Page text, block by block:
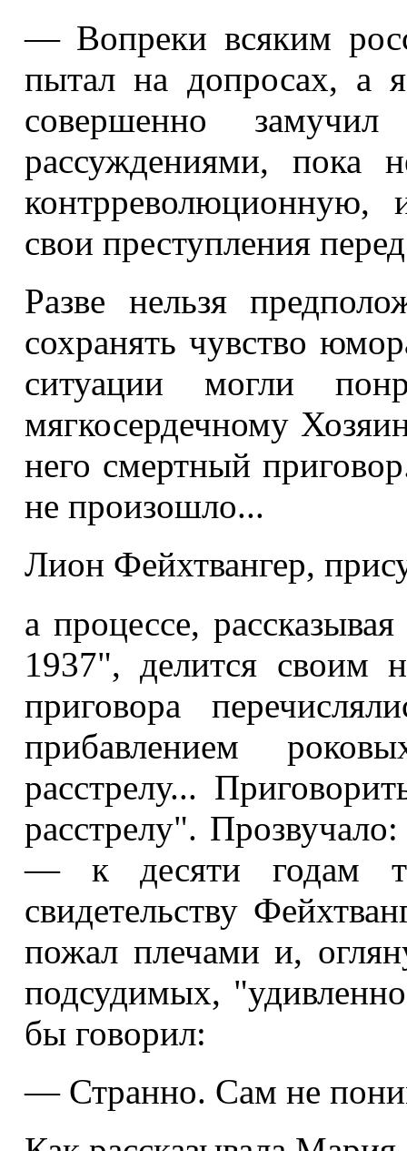
— Вопреки всяким
пытал на допросах, а
совершенно
рассуждениями, пока
контрреволюционную,
свои преступления
Разве нельзя
сохранять чувство
ситуации могли
мягкосердечному
него смертный
не произошло...
Лион Фейхтвангер,
а процессе,
1937", делится своим
приговора
прибавлением
расстрелу...
расстрелу".
— к десяти годам
свидетельству
пожал плечами и,
подсудимых,
бы говорил:
— Странно. Сам не